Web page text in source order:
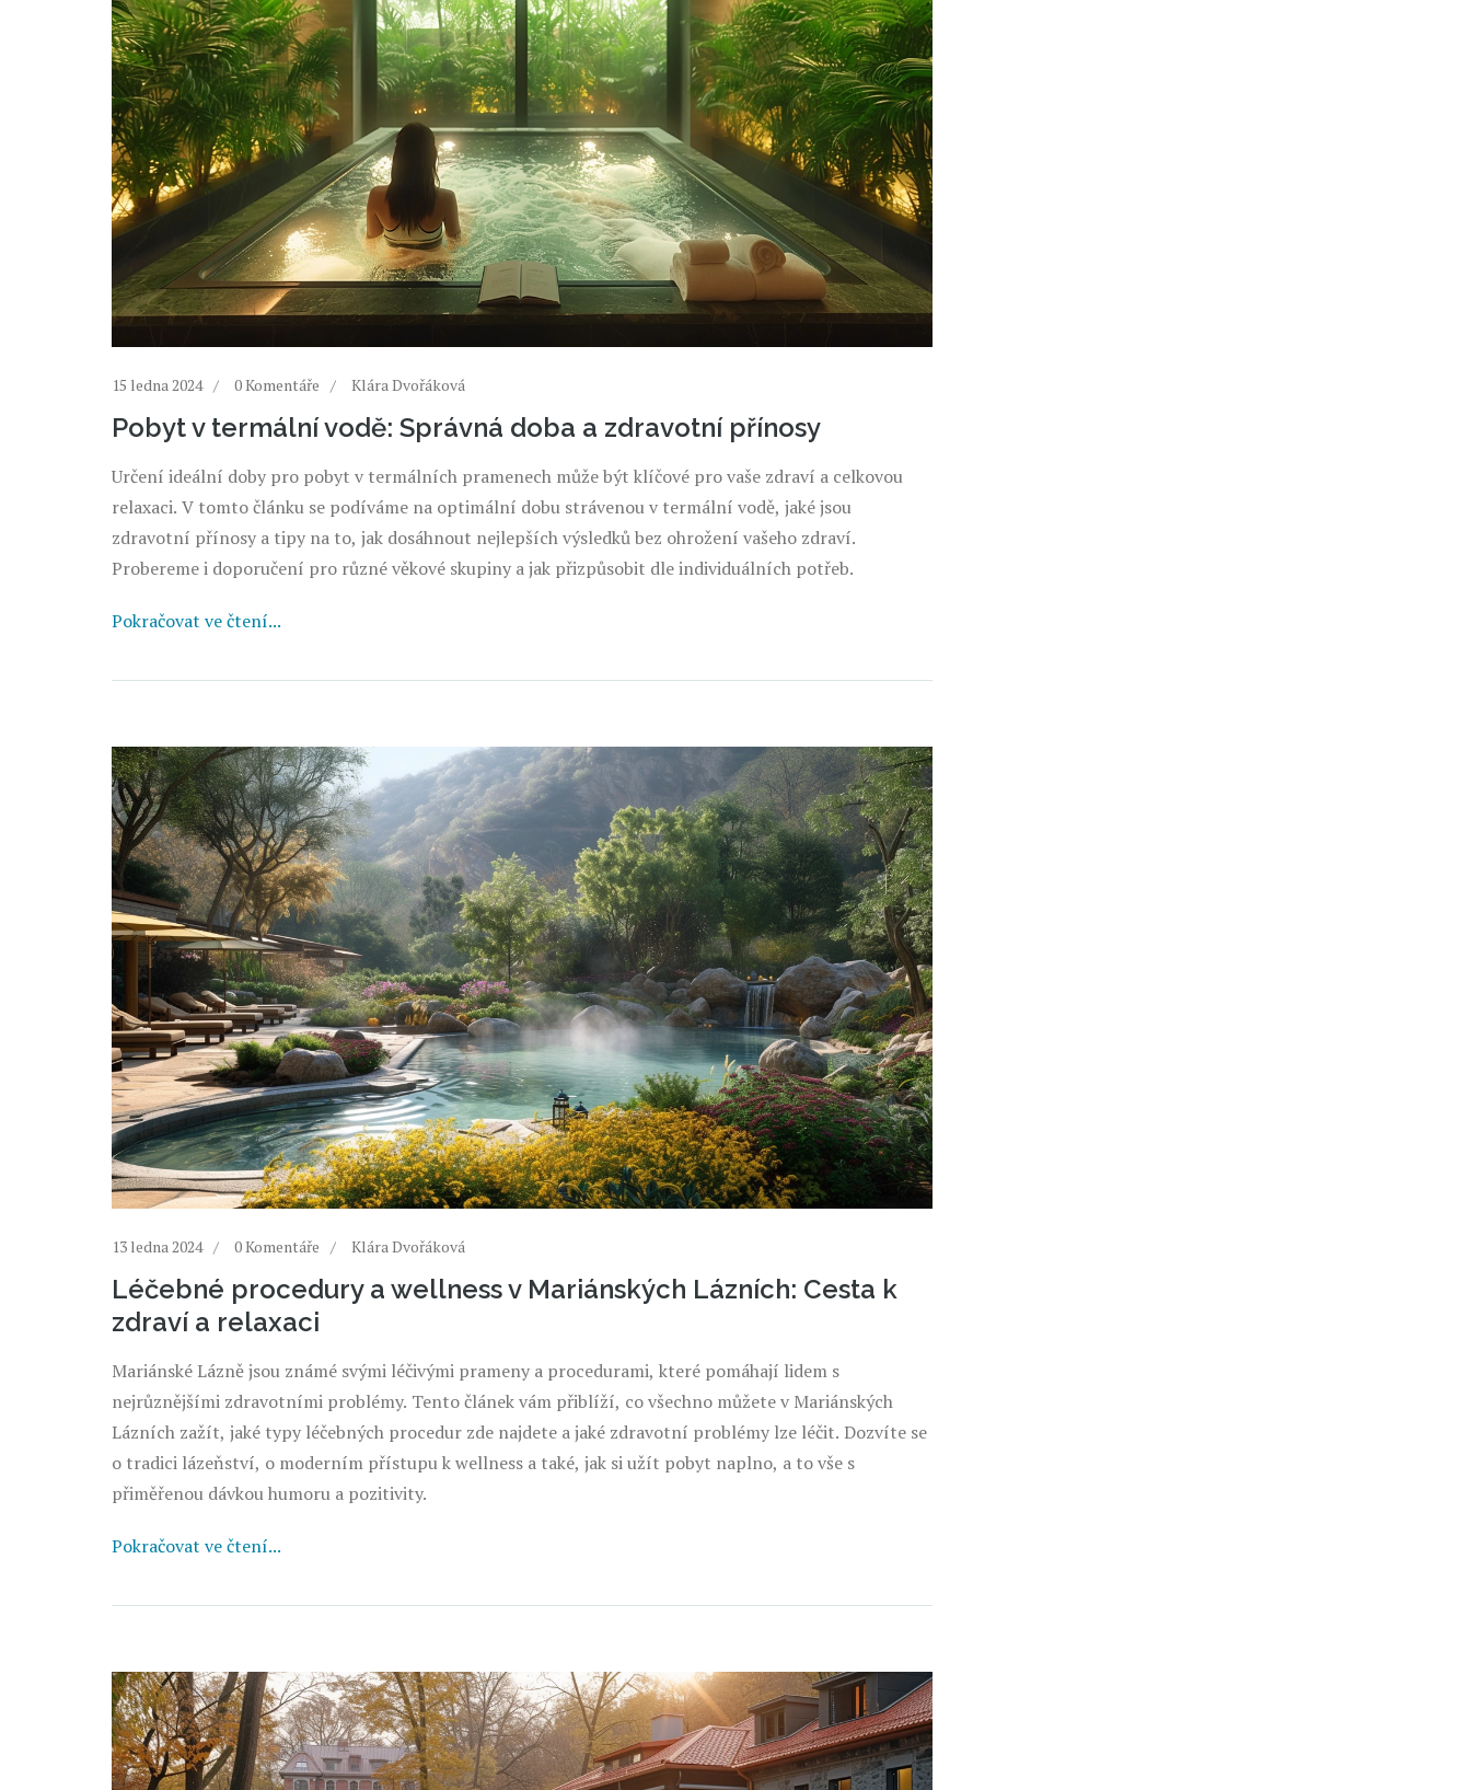
15 ledna 2024 0 Komentáře Klára Dvořáková
Pobyt v termální vodě: Správná doba a zdravotní přínosy
Určení ideální doby pro pobyt v termálních pramenech může být klíčové pro vaše zdraví a celkovou
relaxaci. V tomto článku se podíváme na optimální dobu strávenou v termální vodě, jaké jsou
zdravotní přínosy a tipy na to, jak dosáhnout nejlepších výsledků bez ohrožení vašeho zdraví.
Probereme i doporučení pro různé věkové skupiny a jak přizpůsobit dle individuálních potřeb.
Pokračovat ve čtení...
13 ledna 2024 0 Komentáře Klára Dvořáková
Léčebné procedury a wellness v Mariánských Lázních: Cesta k
zdraví a relaxaci
Mariánské Lázně jsou známé svými léčivými prameny a procedurami, které pomáhají lidem s
nejrůznějšími zdravotními problémy. Tento článek vám přiblíží, co všechno můžete v Mariánských
Lázních zažít, jaké typy léčebných procedur zde najdete a jaké zdravotní problémy lze léčit. Dozvíte se
o tradici lázeňství, o moderním přístupu k wellness a také, jak si užít pobyt naplno, a to vše s
přiměřenou dávkou humoru a pozitivity.
Pokračovat ve čtení...